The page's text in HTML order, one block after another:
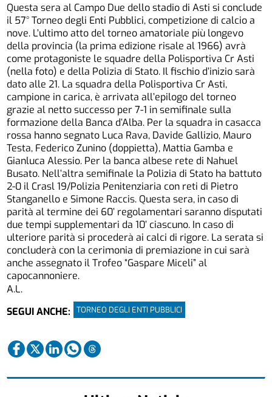
Questa sera al Campo Due dello stadio di Asti si conclude
il 57° Torneo degli Enti Pubblici, competizione di calcio a
nove. L’ultimo atto del torneo amatoriale più longevo
della provincia (la prima edizione risale al 1966) avrà
come protagoniste le squadre della Polisportiva Cr Asti
(nella foto) e della Polizia di Stato. Il fischio d’inizio sarà
dato alle 21. La squadra della Polisportiva Cr Asti,
campione in carica, è arrivata all’epilogo del torneo
grazie al netto successo per 7-1 in semifinale sulla
formazione della Banca d’Alba. Per la squadra in casacca
rossa hanno segnato Luca Rava, Davide Gallizio, Mauro
Testa, Federico Zunino (doppietta), Mattia Gamba e
Gianluca Alessio. Per la banca albese rete di Nahuel
Busato. Nell’altra semifinale la Polizia di Stato ha battuto
2-0 il Crasl 19/Polizia Penitenziaria con reti di Pietro
Stanganello e Simone Raccis. Questa sera, in caso di
parità al termine dei 60’ regolamentari saranno disputati
due tempi supplementari da 10’ ciascuno. In caso di
ulteriore parità si procederà ai calci di rigore. La serata si
concluderà con la cerimonia di premiazione in cui sarà
anche assegnato il Trofeo “Gaspare Miceli” al
capocannoniere.
A.L.
SEGUI ANCHE:
TORNEO DEGLI ENTI PUBBLICI